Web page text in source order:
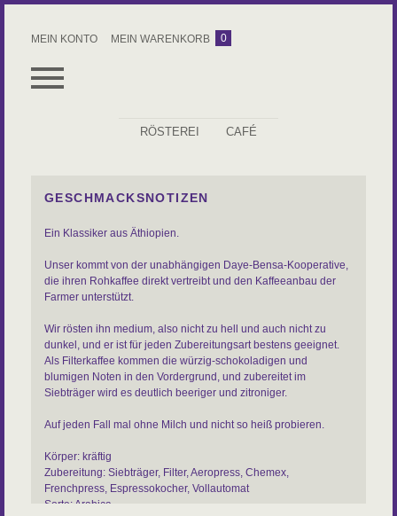
MEIN KONTO MEIN WARENKORB 0
ROHKAFFEE
ZUBEHÖR
KAFFEEABO
RÖSTEREI CAFÉ
GESCHMACKSNOTIZEN
Ein Klassiker aus Äthiopien.
Unser kommt von der unabhängigen Daye-Bensa-Kooperative,
die ihren Rohkaffee direkt vertreibt und den Kaffeeanbau der
Farmer unterstützt.
Wir rösten ihn medium, also nicht zu hell und auch nicht zu
dunkel, und er ist für jeden Zubereitungsart bestens geeignet.
Als Filterkaffee kommen die würzig-schokoladigen und
blumigen Noten in den Vordergrund, und zubereitet im
Siebträger wird es deutlich beeriger und zitroniger.
Auf jeden Fall mal ohne Milch und nicht so heiß probieren.
Körper: kräftig
Zubereitung: Siebträger, Filter, Aeropress, Chemex,
Frenchpress, Espressokocher, Vollautomat
Sorte: Arabica